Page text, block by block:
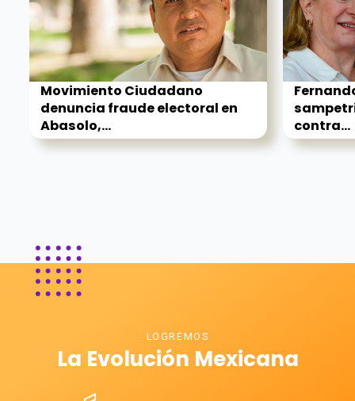
Movimiento Ciudadano
denuncia fraude electoral en
Abasolo,...
contra...
LOGREMOS
La Evolución Mexicana